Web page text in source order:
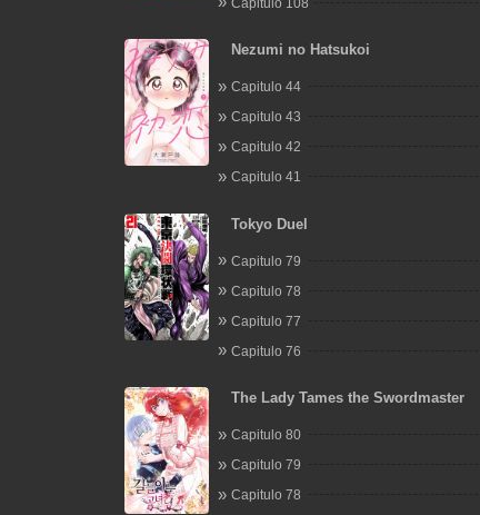
Nezumi no Hatsukoi
Capitulo 44
Capitulo 43
Capitulo 42
Capitulo 41
Tokyo Duel
Capitulo 79
Capitulo 78
Capitulo 77
Capitulo 76
The Lady Tames the Swordmaster
Capitulo 80
Capitulo 79
Capitulo 78